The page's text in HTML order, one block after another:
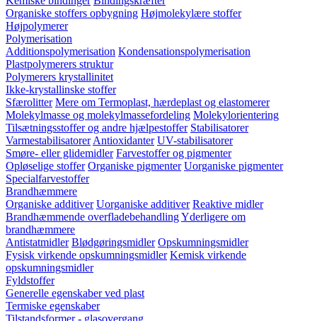
Organiske stoffers opbygning Højmolekylære stoffer
Højpolymerer
Polymerisation
Additionspolymerisation Kondensationspolymerisation
Plastpolymerers struktur
Polymerers krystallinitet
Ikke-krystallinske stoffer
Sfærolitter Mere om Termoplast, hærdeplast og elastomerer
Molekylmasse og molekylmassefordeling Molekylorientering
Tilsætningsstoffer og andre hjælpestoffer Stabilisatorer
Varmestabilisatorer Antioxidanter UV-stabilisatorer
Smøre- eller glidemidler Farvestoffer og pigmenter
Opløselige stoffer Organiske pigmenter Uorganiske pigmenter
Specialfarvestoffer
Brandhæmmere
Organiske additiver Uorganiske additiver Reaktive midler
Brandhæmmende overfladebehandlingYderligere om
brandhæmmere
Antistatmidler Blødgøringsmidler Opskumningsmidler
Fysisk virkende opskumningsmidler Kemisk virkende
opskumningsmidler
Fyldstoffer
Generelle egenskaber ved plast
Termiske egenskaber
Tilstandsformer - glasovergang